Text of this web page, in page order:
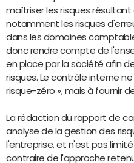
maîtriser les risques
notamment les risques
dans les domaines
donc rendre compte de
en place par la société afin
risques. Le contrôle interne
risque-zéro », mais à fournir
La rédaction du rapport de
analyse de la gestion des
l'entreprise, et n'est pas
contraire de l'approche